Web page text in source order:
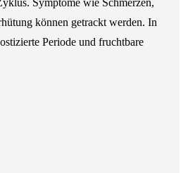
können getrackt werden. In
Periode und fruchtbare